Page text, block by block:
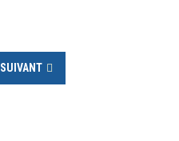
SUIVANT